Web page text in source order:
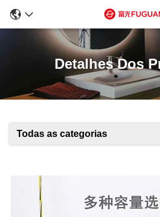
Detalhes Dos
Todas as categorias